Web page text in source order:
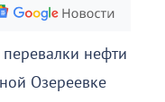
нефти
Озереевке